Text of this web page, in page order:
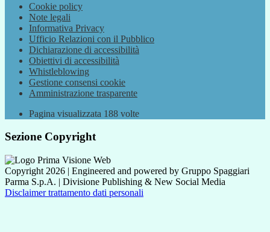
Cookie policy
Note legali
Informativa Privacy
Ufficio Relazioni con il Pubblico
Dichiarazione di accessibilità
Obiettivi di accessibilità
Whistleblowing
Gestione consensi cookie
Amministrazione trasparente
Pagina visualizzata 188 volte
Sezione Copyright
Copyright 2026 | Engineered and powered by Gruppo Spaggiari
Parma S.p.A. | Divisione Publishing & New Social Media
Disclaimer trattamento dati personali